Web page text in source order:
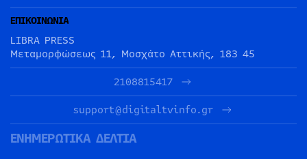
ΕΠΙΚΟΙΝΩΝΙΑ
LIBRA PRESS
Μεταμορφώσεως 11, Μοσχάτο Αττικής, 183 45
2108815417
support@digitaltvinfo.gr
ΕΝΗΜΕΡΩΤΙΚΑ ΔΕΛΤΙΑ